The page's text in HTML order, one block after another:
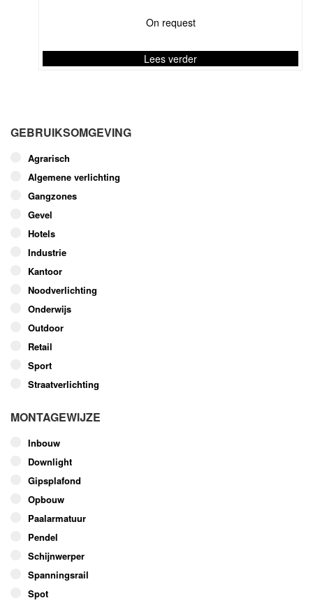
On request
Lees verder
GEBRUIKSOMGEVING
Agrarisch
Algemene verlichting
Gangzones
Gevel
Hotels
Industrie
Kantoor
Noodverlichting
Onderwijs
Outdoor
Retail
Sport
Straatverlichting
MONTAGEWIJZE
Inbouw
Downlight
Gipsplafond
Opbouw
Paalarmatuur
Pendel
Schijnwerper
Spanningsrail
Spot